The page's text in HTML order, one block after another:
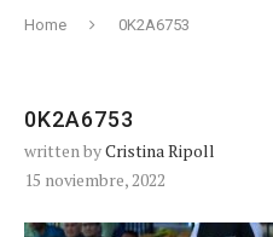
Home 0K2A6753
0K2A6753
written byCristina Ripoll
15 noviembre, 2022